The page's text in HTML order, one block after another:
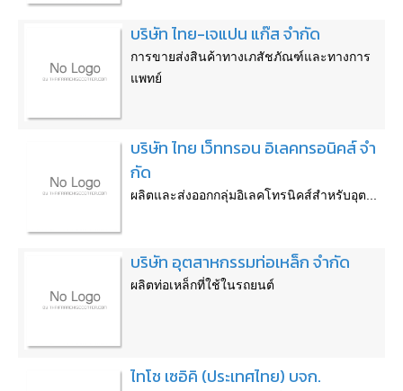
บริษัท ไทย-เจแปน แก๊ส จำกัด
การขายส่งสินค้าทางเภสัชภัณฑ์และทางการ
แพทย์
บริษัท ไทย เว็ททรอน อิเลคทรอนิคส์ จํา
กัด
ผลิตและส่งออกกลุ่มอิเลคโทรนิคส์สำหรับอุต...
บริษัท อุตสาหกรรมท่อเหล็ก จำกัด
ผลิตท่อเหล็กที่ใช้ในรถยนต์
ไทโช เซอิคิ (ประเทศไทย) บจก.